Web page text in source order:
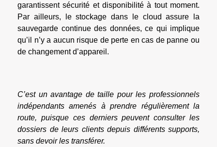
garantissent sécurité et disponibilité à tout moment.
Par ailleurs, le stockage dans le cloud assure la
sauvegarde continue des données, ce qui implique
qu’il n’y a aucun risque de perte en cas de panne ou
de changement d’appareil.
C’est un avantage de taille pour les professionnels
indépendants amenés à prendre régulièrement la
route, puisque ces derniers peuvent consulter les
dossiers de leurs clients depuis différents supports,
sans devoir les transférer.